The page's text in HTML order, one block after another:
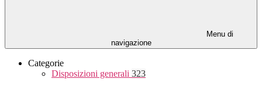
Menu di
navigazione
Categorie
Disposizioni generali 323